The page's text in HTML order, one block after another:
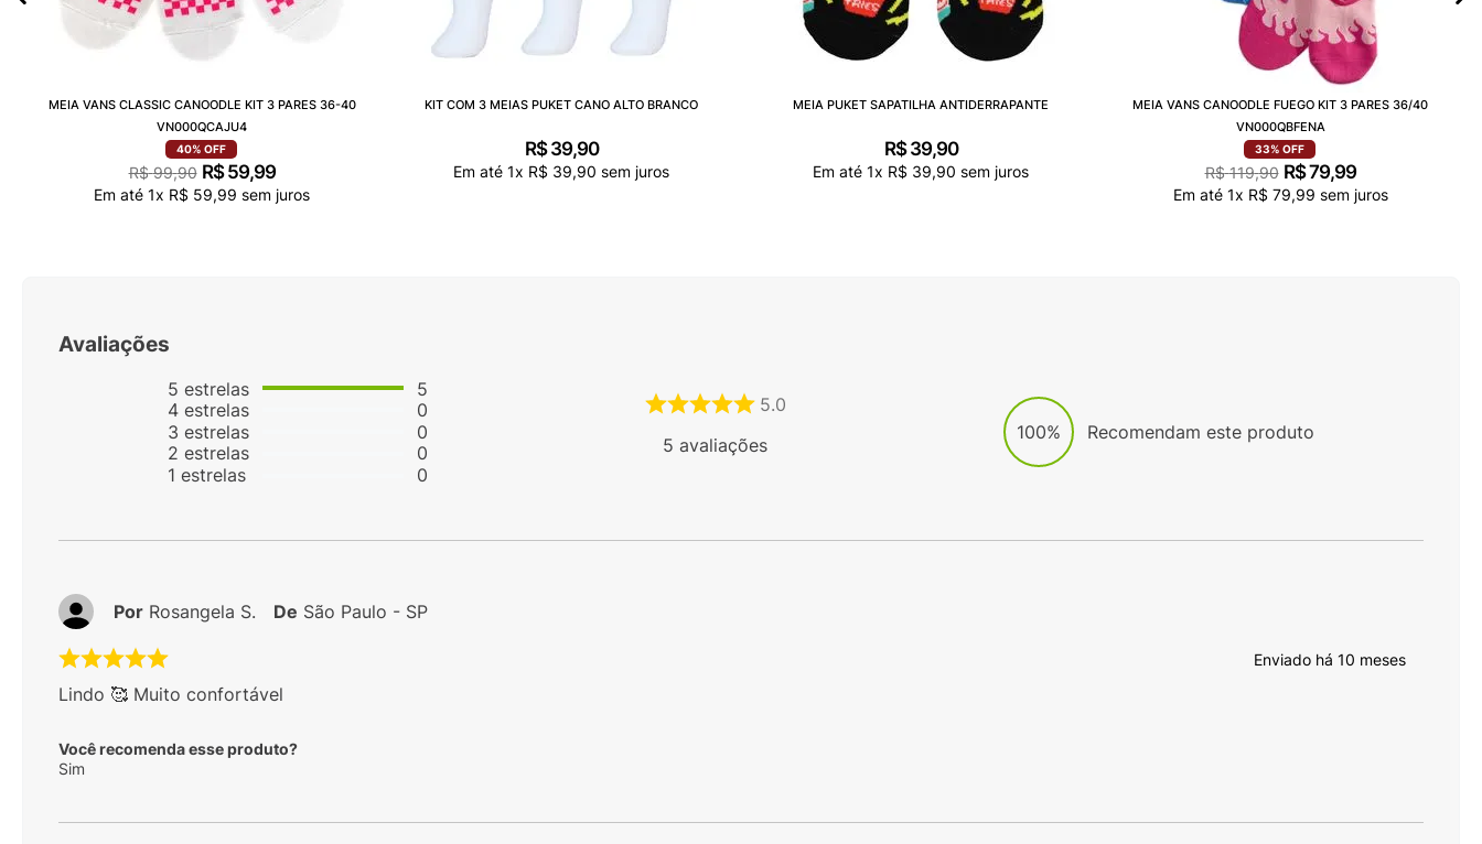
MEIA VANS CLASSIC CANOODLE KIT 3 PARES 36-40
VN000QCAJU4
40% OFF
R$ 99,90 R$ 59,99
Em até 1x R$ 59,99 sem juros
KIT COM 3 MEIAS PUKET CANO ALTO BRANCO
R$ 39,90
Em até 1x R$ 39,90 sem juros
MEIA PUKET SAPATILHA ANTIDERRAPANTE
R$ 39,90
Em até 1x R$ 39,90 sem juros
MEIA VANS CANOODLE FUEGO KIT 3 PARES 36/40
VN000QBFENA
33% OFF
R$ 119,90 R$79,99
Em até 1x R$ 79,99 sem juros
Avaliações
5 estrelas
4estrelas
3 estrelas
2 estrelas
1 estrelas
5
0
0
0
0
5.0
5 avaliações
100% Recomendam este produto
Enviado há 10 meses
Lindo 🥰 Muito confortável
Você recomenda esse produto?
Sim
Por Rosangela S. De São Paulo - SP